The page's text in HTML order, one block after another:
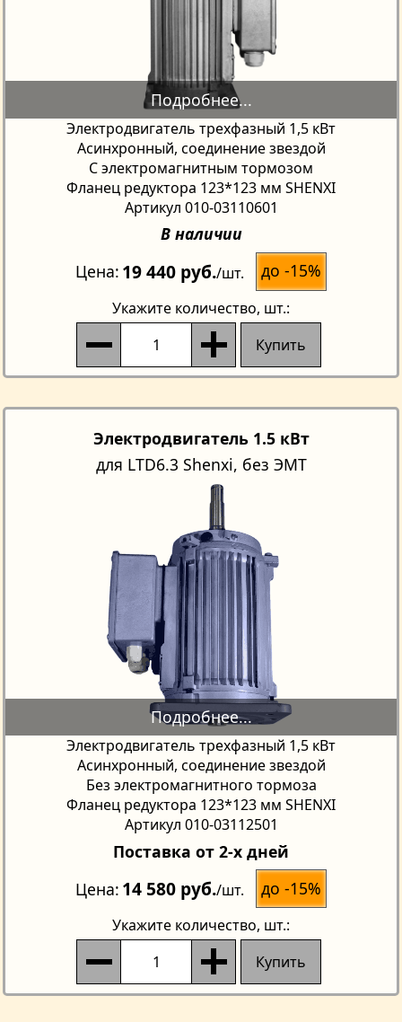
Электродвигатель трехфазный 1,5 кВт
Асинхронный, соединение звездой
С электромагнитным тормозом
Фланец редуктора 123*123 мм SHENXI
Артикул 010-03110601
В наличии
Цена 19 440 руб./шт. до -15%
Укажите количество, шт.:
Купить
Электродвигатель 1.5 кВт
для LTD6.3 Shenxi, без ЭМТ
Электродвигатель трехфазный 1,5 кВт
Асинхронный, соединение звездой
Без электромагнитного тормоза
Фланец редуктора 123*123 мм SHENXI
Артикул 010-03112501
Поставка от 2-х дней
Цена 14 580 руб./шт. до -15%
Укажите количество, шт.:
Купить